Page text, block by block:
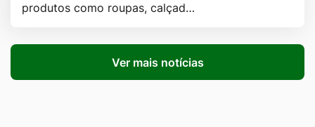
produtos como roupas, calçad…
Ver mais notícias